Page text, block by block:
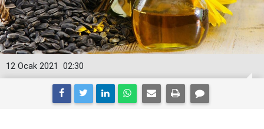
02:30
12 Ocak 2021